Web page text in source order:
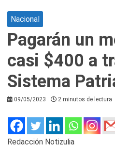
Nacional
Pagarán un
casi $400 a
Sistema
09/05/2023 2 minutos de lectura
Redacción Notizulia